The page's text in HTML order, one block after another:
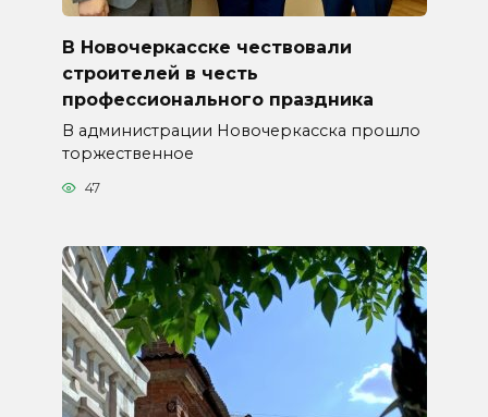
В Новочеркасске чествовали
строителей в честь
профессионального праздника
В администрации Новочеркасска прошло
торжественное
47